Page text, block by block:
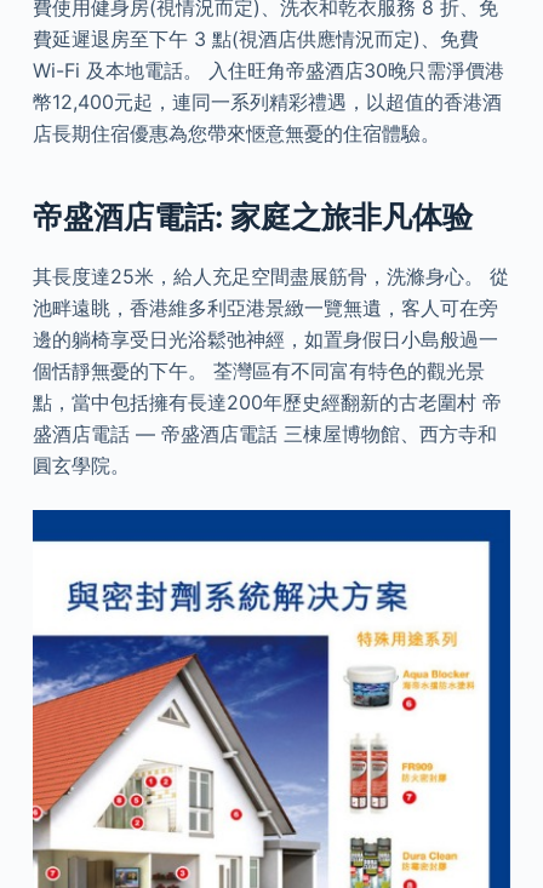
費使用健身房(視情況而定)、洗衣和乾衣服務 8 折、免
費延遲退房至下午 3 點(視酒店供應情況而定)、免費
Wi-Fi 及本地電話。 入住旺角帝盛酒店30晚只需淨價港
幣12,400元起，連同一系列精彩禮遇，以超值的香港酒
店長期住宿優惠為您帶來愜意無憂的住宿體驗。
帝盛酒店電話: 家庭之旅非凡体验
其長度達25米，給人充足空間盡展筋骨，洗滌身心。 從
池畔遠眺，香港維多利亞港景緻一覽無遺，客人可在旁
邊的躺椅享受日光浴鬆弛神經，如置身假日小島般過一
個恬靜無憂的下午。 荃灣區有不同富有特色的觀光景
點，當中包括擁有長達200年歷史經翻新的古老圍村 帝
盛酒店電話 — 帝盛酒店電話 三棟屋博物館、西方寺和
圓玄學院。